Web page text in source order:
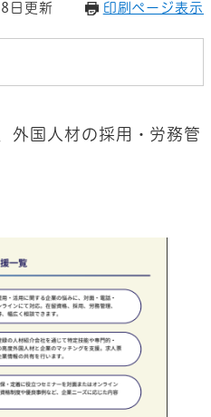
日更新 印刷ページ表示
外国人材の採用・労務管